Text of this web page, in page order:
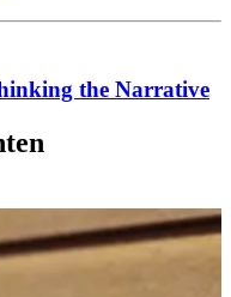
the Narrative